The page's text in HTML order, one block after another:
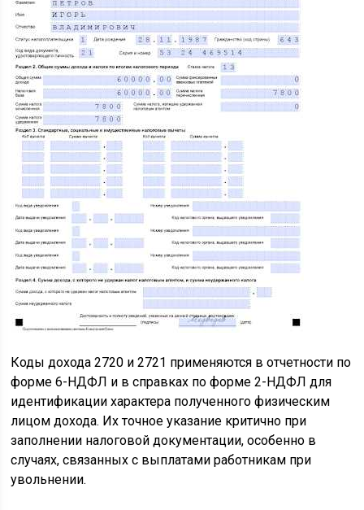
Коды дохода 2720 и 2721 применяются в отчетности по
форме 6-НДФЛ и в справках по форме 2-НДФЛ для
идентификации характера полученного физическим
лицом дохода. Их точное указание критично при
заполнении налоговой документации, особенно в
случаях, связанных с выплатами работникам при
увольнении.